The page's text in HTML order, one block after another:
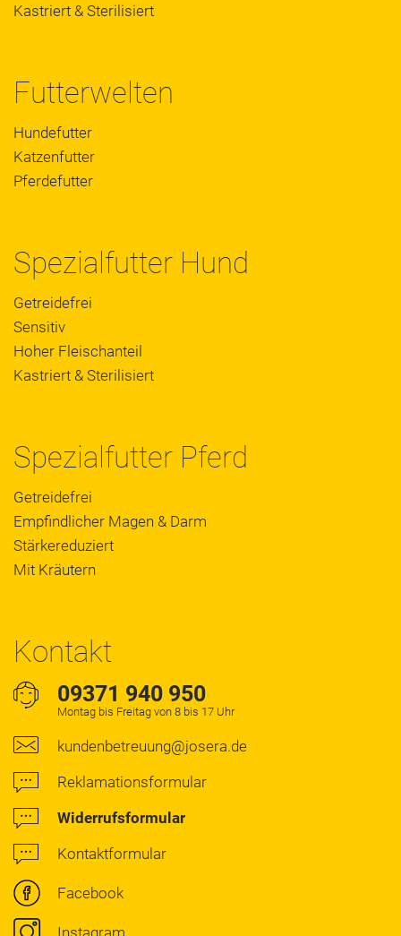
Kastriert & Sterilisiert
Futterwelten
Hundefutter
Katzenfutter
Pferdefutter
Spezialfutter Hund
Getreidefrei
Sensitiv
Hoher Fleischanteil
Kastriert & Sterilisiert
Spezialfutter Pferd
Getreidefrei
Empfindlicher Magen & Darm
Stärkereduziert
Mit Kräutern
Kontakt
09371 940 950
Montag bis Freitag von 8 bis 17 Uhr
kundenbetreuung@josera.de
Reklamationsformular
Widerrufsformular
Kontaktformular
Facebook
Instagram